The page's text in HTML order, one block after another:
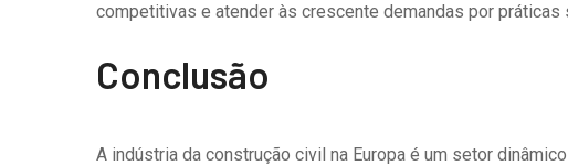
competitivas e atender às crescente demandas por práticas
Conclusão
A indústria da construção civil na Europa é um setor